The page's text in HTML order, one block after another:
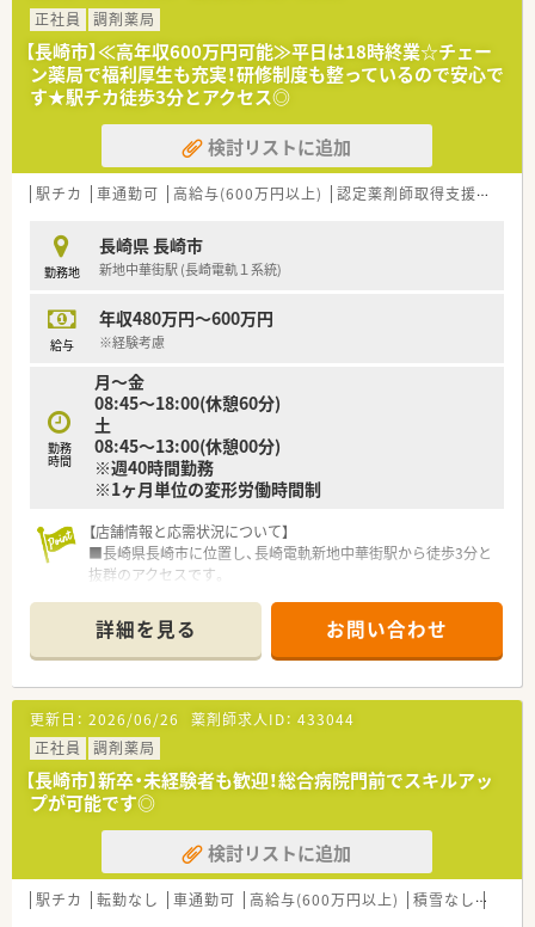
■これまで多くの治験に携わり、主に『お薬の一生』に貢献して
きました。
■医療領域だけにとどまらず、健康、未病・予防、予後といった一
貫した生活スタイルから派生する各ステージにおいて、当社が培
ってきた知識・ノウハウを活用し、生を受けたその人がその人ら
しい一生を全うする一助となるよう、『ヒトの一生』への寄与を
■長年高めてきた倫理観を礎に、時代のニーズに柔軟に対応する
姿勢と新たな価値を創造していくフロンティア精神を持つ集団
■ヘルスケア業界の心髄ともいえる『生と命の追求・研究』それ
が我々の使命です。当社の各事業部は、それぞれがLAB（研究室）
として、ヘルスケア分野を事業化研究の視点から追求し、生を受
す。
集となっております。
■クローン病や抗がん剤、透析治療など専門性の高い処方にも対
応しており新人研修にも使われる等、勉強になる店舗です。
■地域に密着し、患者様一人ひとりに丁寧な服薬指導ができる方
を募集いたします。
【求人情報について】
■経験とスキルを考慮し、年収450万円から550万円の提示が可
能であり、高収入も目指せます。
ルに合わせて選択できます。
■充実した教育制度が整っており、経験の少ない方やブランクが
ある方も安心して働けます。
【勤務実態について】
■19時までの終業で、残業はほぼ発生しないため、プライベート
■日祝が固定休日で、その他シフトによる週休2日制なので、計
画的に休暇を取得できます。
■夏季・年末年始休暇も十分に取得可能であり、リフレッシュし
ながら長く働けます。
正社員
調剤薬局
【長崎市】≪高年収600万円可能≫平日は18時終業☆チェー
ン薬局で福利厚生も充実！研修制度も整っているので安心で
す★駅チカ徒歩3分とアクセス◎
検討リストに追加
駅チカ 車通勤可 高給与(600万円以上) 認定薬剤師取得支援あり
勤務地
長崎県 長崎市
新地中華街駅 (長崎電軌１系統)
給与
年収480万円～600万円
※経験考慮
勤務
時間
月～金
08:45～18:00(休憩60分)
土
08:45～13:00(休憩00分)
※週40時間勤務
※1ヶ月単位の変形労働時間制
【店舗情報と応需状況について】
■長崎県長崎市に位置し、長崎電軌新地中華街駅から徒歩3分と
抜群のアクセスです。
日60枚応需しています。
■薬剤師は常勤2名、事務員2名体制で、落ち着いて業務に集中で
きる環境です。
【募集背景と求める人物像について】
■今回は欠員補充のための募集であり、新しい仲間を迎え、体制
強化を図りたいと考えています。
■地域医療への貢献に意欲を持ち、患者様に寄り添った丁寧な服
薬指導ができる方を歓迎します。
■幅広い診療科目の知識を深め、自身のスキルアップを目指した
い方を募集しています。
【求人情報について】
■経験を考慮し、年収480万円から600万円が可能であり、高収
詳細を見る お問い合わせ
更新日： 2026/06/26 薬剤師求人ID： 433044
正社員
調剤薬局
【長崎市】新卒・未経験者も歓迎！総合病院門前でスキルアッ
プが可能です◎
検討リストに追加
駅チカ 転勤なし 車通勤可 高給与(600万円以上) 積雪なし